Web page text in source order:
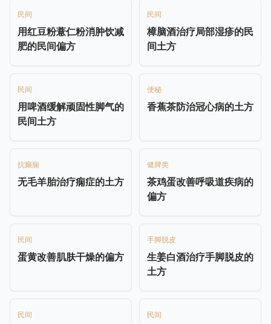
民间
用红豆粉薏仁粉消肿饮减
肥的民间偏方
民间
樟脑酒治疗局部湿疹的民
间土方
民间
用啤酒缓解顽固性脚气的
民间土方
便秘
香蕉茶防治冠心病的土方
抗癫痫
无毛羊胎治疗痫症的土方
健脾类
茶鸡蛋改善呼吸道疾病的
偏方
民间
蛋黄改善肌肤干燥的偏方
手脚脱皮
生姜白酒治疗手脚脱皮的
土方
民间 民间